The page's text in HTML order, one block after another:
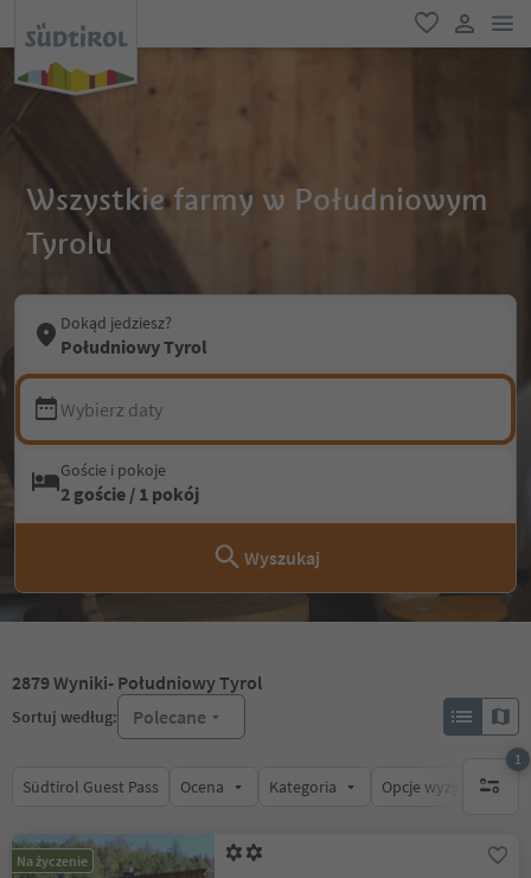
ulubione
link
Wszystkie farmy w Południowym
Tyrolu
Dokąd jedziesz?
Południowy Tyrol
Wybierz daty
Goście i pokoje
2 goście / 1 pokój
Wyszukaj
2879Wyniki- Południowy Tyrol
Sortuj według: Polecane
Südtirol Guest Pass Ocena Kategoria Opcje wyżywienia
1
1
Na życzenie